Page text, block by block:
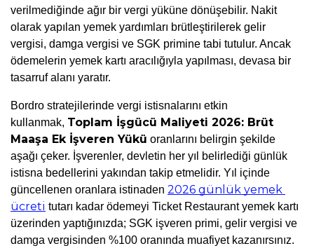
verilmediğinde ağır bir vergi yüküne dönüşebilir. Nakit
olarak yapılan yemek yardımları brütleştirilerek gelir
vergisi, damga vergisi ve SGK primine tabi tutulur. Ancak
ödemelerin yemek kartı aracılığıyla yapılması, devasa bir
tasarruf alanı yaratır.
Bordro stratejilerinde vergi istisnalarını etkin
kullanmak, Toplam İşgücü Maliyeti 2026: Brüt
Maaşa Ek İşveren Yükü oranlarını belirgin şekilde
aşağı çeker. İşverenler, devletin her yıl belirlediği günlük
istisna bedellerini yakından takip etmelidir. Yıl içinde
güncellenen oranlara istinaden 2026 günlük yemek
ücreti tutarı kadar ödemeyi Ticket Restaurant yemek kartı
üzerinden yaptığınızda; SGK işveren primi, gelir vergisi ve
damga vergisinden %100 oranında muafiyet kazanırsınız.